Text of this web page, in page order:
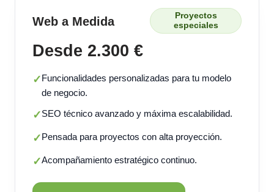
Web a Medida
Proyectos
especiales
Desde 2.300 €
✓Funcionalidades personalizadas para tu modelo
de negocio.
✓SEO técnico avanzado y máxima escalabilidad.
✓Pensada para proyectos con alta proyección.
✓Acompañamiento estratégico continuo.